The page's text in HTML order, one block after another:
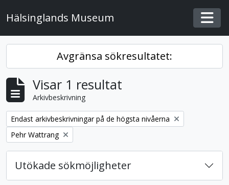
Hälsinglands Museum
Avgränsa sökresultatet:
Visar 1 resultat
Arkivbeskrivning
Remove filter:
Endast arkivbeskrivningar på de högsta nivåerna
Remove filter:
Pehr Wattrang
Utökade sökmöjligheter